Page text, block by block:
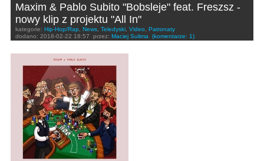
Maxim & Pablo Subito "Bobsleje" feat. Freszsz -
nowy klip z projektu "All In"
kategorie: Hip-Hop/Rap News Teledyski Video
Patronaty
dodano: 2018-02-22 18:57 przez: Maciej Sulima (komentarze: 1)